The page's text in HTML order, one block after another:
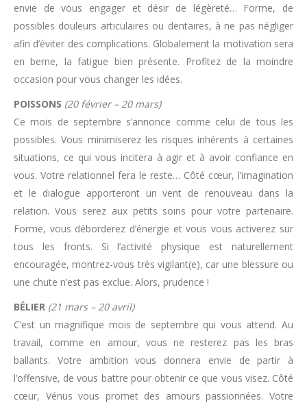
envie de vous engager et désir de légèreté… Forme, de
possibles douleurs articulaires ou dentaires, à ne pas négliger
afin d’éviter des complications. Globalement la motivation sera
en berne, la fatigue bien présente. Profitez de la moindre
occasion pour vous changer les idées.
POISSONS (20 février – 20 mars)
Ce mois de septembre s’annonce comme celui de tous les
possibles. Vous minimiserez les risques inhérents à certaines
situations, ce qui vous incitera à agir et à avoir confiance en
vous. Votre relationnel fera le reste… Côté cœur, l’imagination
et le dialogue apporteront un vent de renouveau dans la
relation. Vous serez aux petits soins pour votre partenaire.
Forme, vous déborderez d’énergie et vous vous activerez sur
tous les fronts. Si l’activité physique est naturellement
encouragée, montrez-vous très vigilant(e), car une blessure ou
une chute n’est pas exclue. Alors, prudence !
BÉLIER (21 mars – 20 avril)
C’est un magnifique mois de septembre qui vous attend. Au
travail, comme en amour, vous ne resterez pas les bras
ballants. Votre ambition vous donnera envie de partir à
l’offensive, de vous battre pour obtenir ce que vous visez. Côté
cœur, Vénus vous promet des amours passionnées. Votre